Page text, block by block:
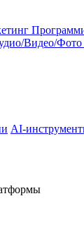
Видео/Фото
AI-